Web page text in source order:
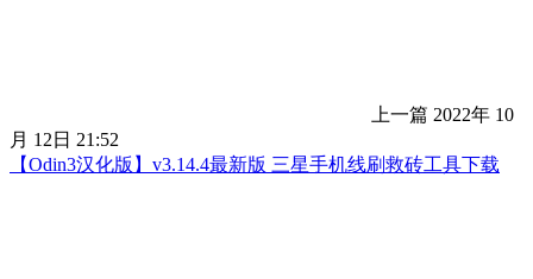
上一篇 2022年 10
月 12日 21:52
【Odin3汉化版】v3.14.4最新版 三星手机线刷救砖工具下载